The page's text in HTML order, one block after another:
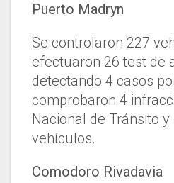
Puerto Madryn
Se controlaron 227
efectuaron 26 test de
detectando 4 casos
comprobaron 4
Nacional de Tránsito
vehículos.
Comodoro Rivadavia